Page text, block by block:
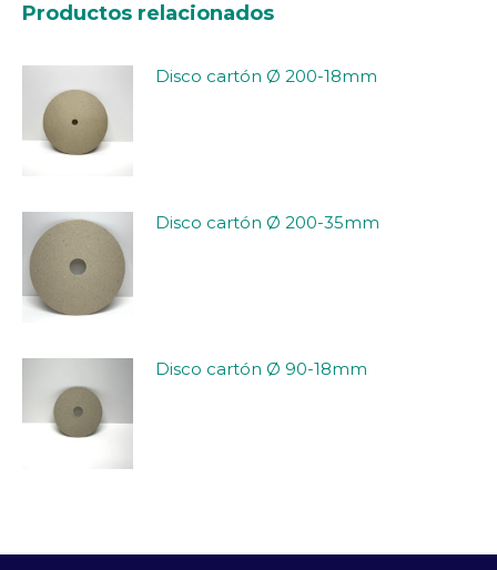
Productos relacionados
Disco cartón Ø 200-18mm
Disco cartón Ø 200-35mm
Disco cartón Ø 90-18mm